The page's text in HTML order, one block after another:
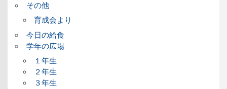
その他
育成会より
今日の給食
学年の広場
１年生
２年生
３年生